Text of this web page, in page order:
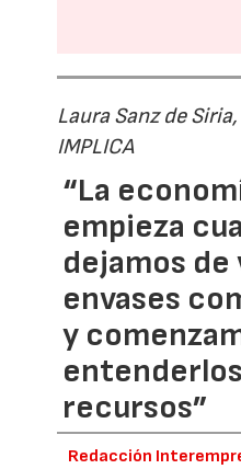
Laura Sanz de
IMPLICA
“La
empieza
dejamos de
envases
y
recursos”
Redacción